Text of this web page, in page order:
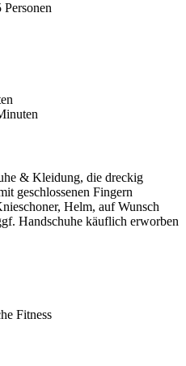
& Kleidung, die dreckig
geschlossenen Fingern
Helm, auf Wunsch
Handschuhe käuflich erworben
Fitness